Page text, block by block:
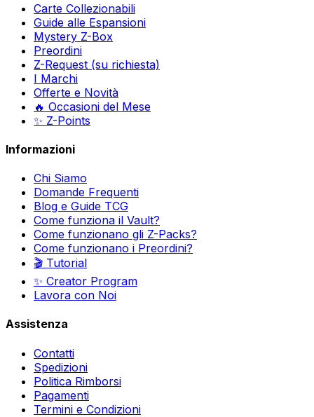
Carte Collezionabili
Guide alle Espansioni
Mystery Z-Box
Preordini
Z-Request (su richiesta)
I Marchi
Offerte e Novità
🔥 Occasioni del Mese
✨ Z-Points
Informazioni
Chi Siamo
Domande Frequenti
Blog e Guide TCG
Come funziona il Vault?
Come funzionano gli Z-Packs?
Come funzionano i Preordini?
🎬 Tutorial
✨ Creator Program
Lavora con Noi
Assistenza
Contatti
Spedizioni
Politica Rimborsi
Pagamenti
Termini e Condizioni